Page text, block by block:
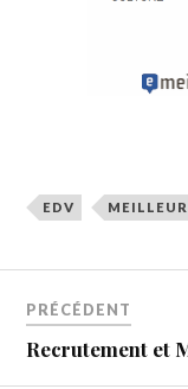
EDV
PRÉCÉDENT
Recrutement et